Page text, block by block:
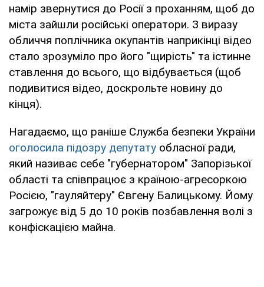
намір звернутися до Росії з проханням, щоб до
міста зайшли російські оператори. З виразу
обличчя поплічника окупантів наприкінці відео
стало зрозуміло про його "щирість" та істинне
ставлення до всього, що відбувається (щоб
подивитися відео, доскрольте новину до
кінця).
Нагадаємо, що раніше Служба безпеки України
оголосила підозру депутату обласної ради,
який називає себе "губернатором" Запорізької
області та співпрацює з країною-агресоркою
Росією, "гауляйтеру" Євгену Балицькому. Йому
загрожує від 5 до 10 років позбавлення волі з
конфіскацією майна.